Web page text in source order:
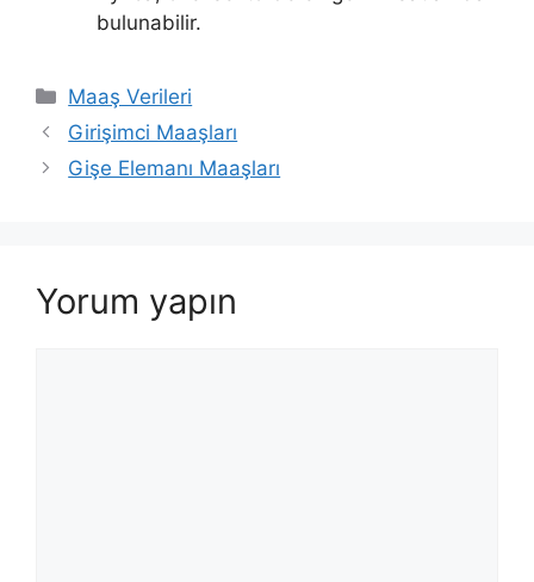
bulunabilir.
Kategoriler
Maaş Verileri
Girişimci Maaşları
Gişe Elemanı Maaşları
Yorum yapın